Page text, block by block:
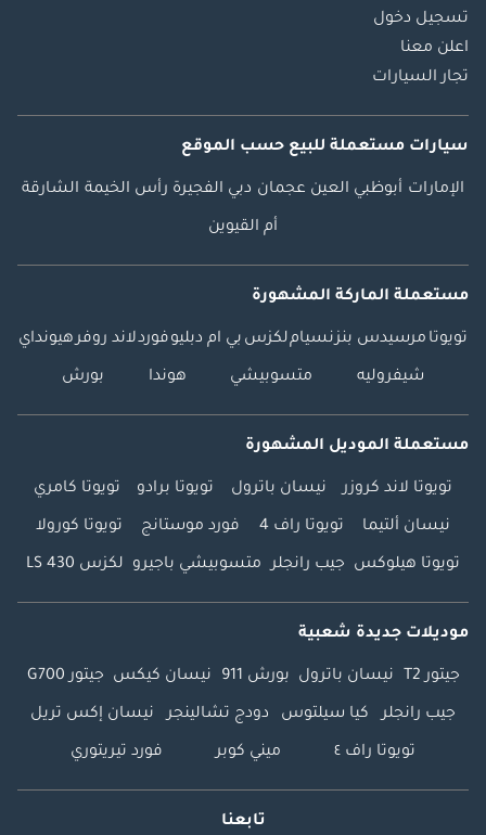
تسجيل دخول
اعلن معنا
تجار السيارات
سيارات مستعملة للبيع حسب الموقع
الإمارات أبوظبي العين عجمان دبي الفجيرة رأس الخيمة الشارقة
أم القيوين
مستعملة الماركة المشهورة
تويوتا مرسيدس بنزنسياملكزس بي ام دبليوفوردلاند روفرهيونداي
شيفروليه متسوبيشي هوندا بورش
مستعملة الموديل المشهورة
تويوتا لاند كروزر نيسان باترول تويوتا برادو تويوتا كامري
نيسان ألتيما تويوتا راف 4 فورد موستانج تويوتا كورولا
تويوتا هيلوكس جيب رانجلر متسوبيشي باجيرو لكزس LS 430
موديلات جديدة شعبية
جيتور T2 نيسان باترول بورش 911 نيسان كيكس جيتور G700
جيب رانجلر كيا سيلتوس دودج تشالينجر نيسان إكس تريل
تويوتا راف ٤ ميني كوبر فورد تيريتوري
تابعنا